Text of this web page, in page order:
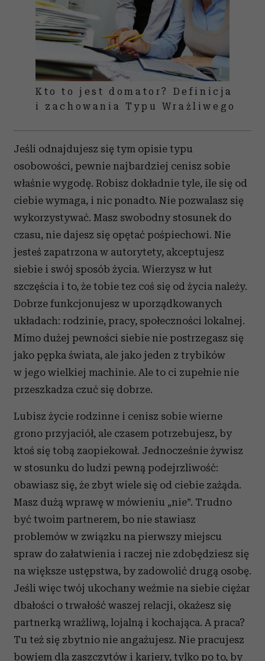
Kto to jest domator? Definicja
i zachowania Typu Wrażliwego
Jeśli odnajdujesz się tym opisie typu
osobowości, pewnie najbardziej cenisz sobie
właśnie wygodę. Robisz dokładnie tyle, ile się od
ciebie wymaga, i nic ponadto. Nie pozwalasz się
wykorzystywać. Masz swobodny stosunek do
czasu, nie dajesz się opętać pośpiechowi. Nie
jesteś zapatrzona w autorytety, akceptujesz
siebie i swój sposób życia. Wierzysz w łut
szczęścia i to, że tobie tez coś się od życia należy.
Dobrze funkcjonujesz w uporządkowanych
układach: rodzinie, pracy, społeczności lokalnej.
Mimo dużej pewności siebie nie postrzegasz się
jako pępka świata, ale jako jeden z trybików
w jego wielkiej machinie. Ale to ci zupełnie nie
przeszkadza czuć się dobrze.
Lubisz życie rodzinne i cenisz sobie wierne
grono przyjaciół, ale czasem potrzebujesz, by
ktoś się tobą zaopiekował. Jednocześnie żywisz
w stosunku do ludzi pewną podejrzliwość:
obawiasz się, że zbyt wiele się od ciebie zażąda.
Masz dużą wprawę w mówieniu „nie”. Trudno
być twoim partnerem, bo nie stawiasz
problemów w związku na pierwszy miejscu
spraw do załatwienia i raczej nie zdobędziesz się
na większe ustępstwa, by zadowolić drugą osobę.
Jeśli więc twój ukochany weźmie na siebie ciężar
dbałości o trwałość waszej relacji, okażesz się
partnerką wrażliwą, lojalną i kochająca. A praca?
Tu też się zbytnio nie angażujesz. Nie pracujesz
bowiem dla zaszczytów i kariery, tylko po to, by